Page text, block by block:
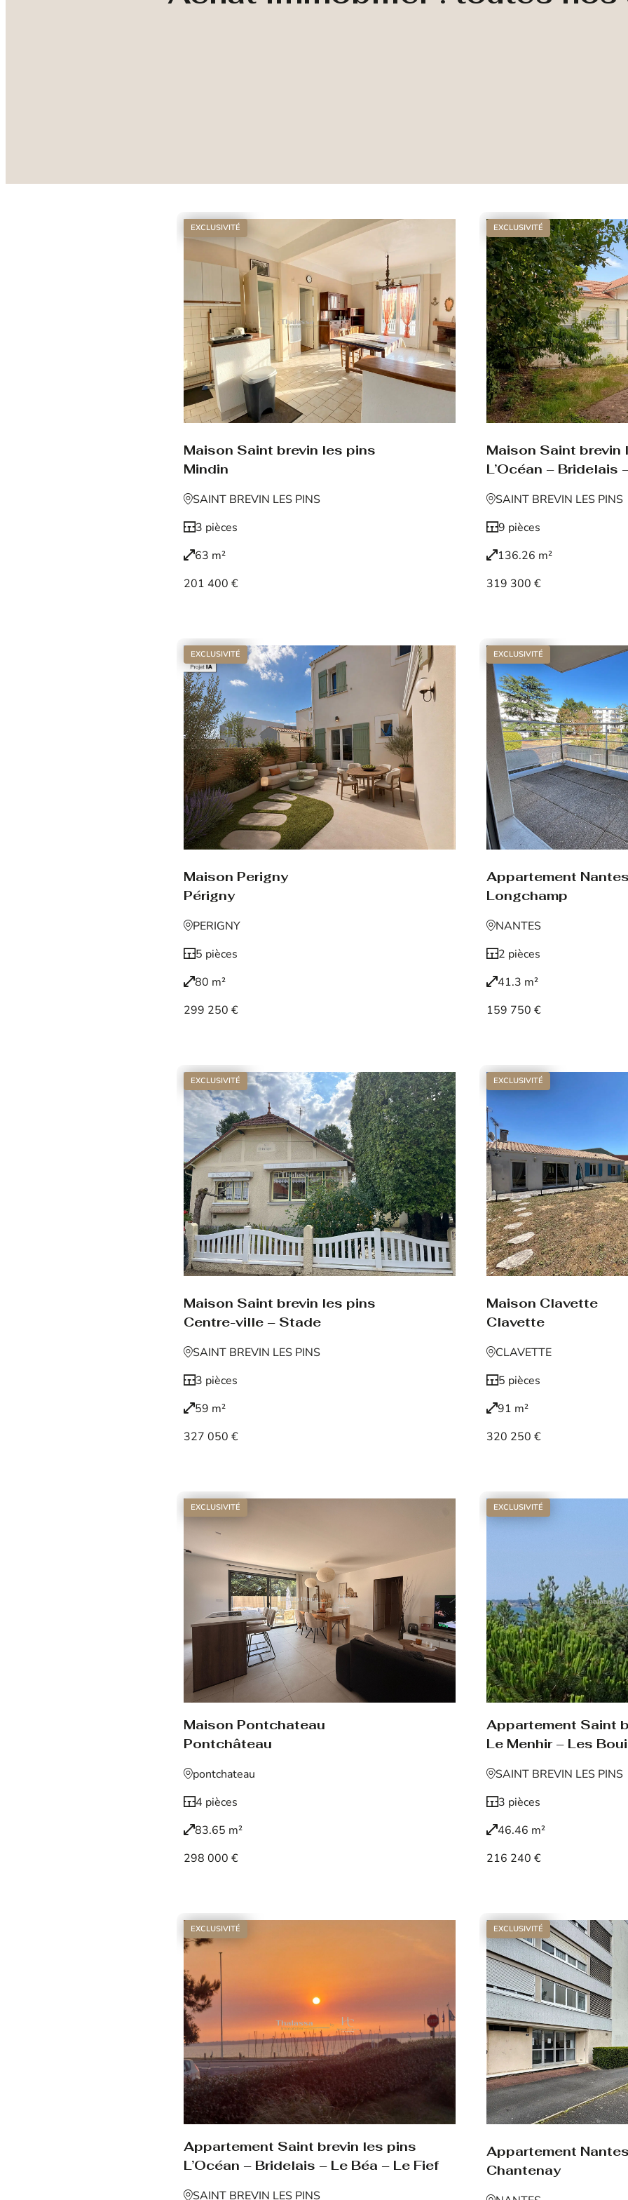
EXCLUSIVITÉ
Maison Saint brevin les pins
Mindin
SAINT BREVIN LES PINS
3 pièces
63 m²
201 400 €
EXCLUSIVITÉ
Maison Saint brevin
L’Océan – Bridelais
SAINT BREVIN LES PINS
9 pièces
136.26 m²
319 300 €
EXCLUSIVITÉ
Maison Perigny
Périgny
PERIGNY
5 pièces
80 m²
299 250 €
EXCLUSIVITÉ
Appartement
Longchamp
NANTES
2 pièces
41.3 m²
159 750 €
EXCLUSIVITÉ
Maison Saint brevin les pins
Centre-ville – Stade
SAINT BREVIN LES PINS
3 pièces
59 m²
327 050 €
EXCLUSIVITÉ
Maison Clavette
Clavette
CLAVETTE
5 pièces
91 m²
320 250 €
EXCLUSIVITÉ
Maison Pontchateau
Pontchâteau
pontchateau
4 pièces
83.65 m²
298 000 €
EXCLUSIVITÉ
Appartement Saint
Le Menhir – Les
SAINT BREVIN LES PINS
3 pièces
46.46 m²
216 240 €
EXCLUSIVITÉ
Appartement Saint brevin les pins
L’Océan – Bridelais – Le Béa – Le Fief
SAINT BREVIN LES PINS
EXCLUSIVITÉ
Appartement
Chantenay